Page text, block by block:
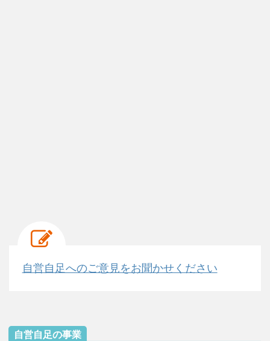
自営自足へのご意見をお聞かせください
自営自足の事業